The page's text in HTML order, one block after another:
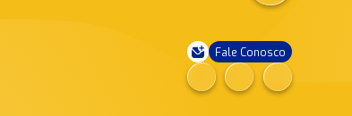
Fale Conosco